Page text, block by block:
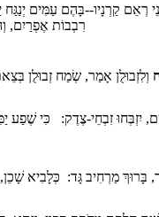
רְאֵם קַרְנָיו--בָּהֶם עַמִּים
רִבְבוֹת אֶפְרַיִם,
יִזְבְּחוּ זִבְחֵי-צֶדֶק: כִּי שֶׁפַע